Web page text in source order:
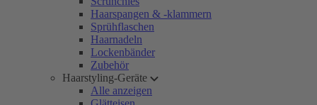
Haarspangen & -klammern
Sprühflaschen
Haarnadeln
Lockenbänder
Zubehör
Haarstyling-Geräte
Alle anzeigen